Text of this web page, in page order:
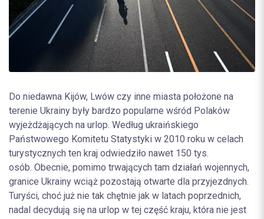
Do niedawna Kijów, Lwów czy inne miasta położone na
terenie Ukrainy były bardzo popularne wśród Polaków
wyjeżdżających na urlop. Według ukraińskiego
Państwowego Komitetu Statystyki w 2010 roku w celach
turystycznych ten kraj odwiedziło nawet 150 tys.
osób. Obecnie, pomimo trwających tam działań wojennych,
granice Ukrainy wciąż pozostają otwarte dla przyjezdnych.
Turyści, choć już nie tak chętnie jak w latach poprzednich,
nadal decydują się na urlop w tej część kraju, która nie jest